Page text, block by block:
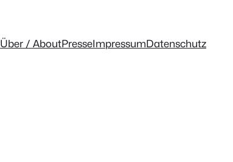
Über / AboutPresseImpressumDatenschutz